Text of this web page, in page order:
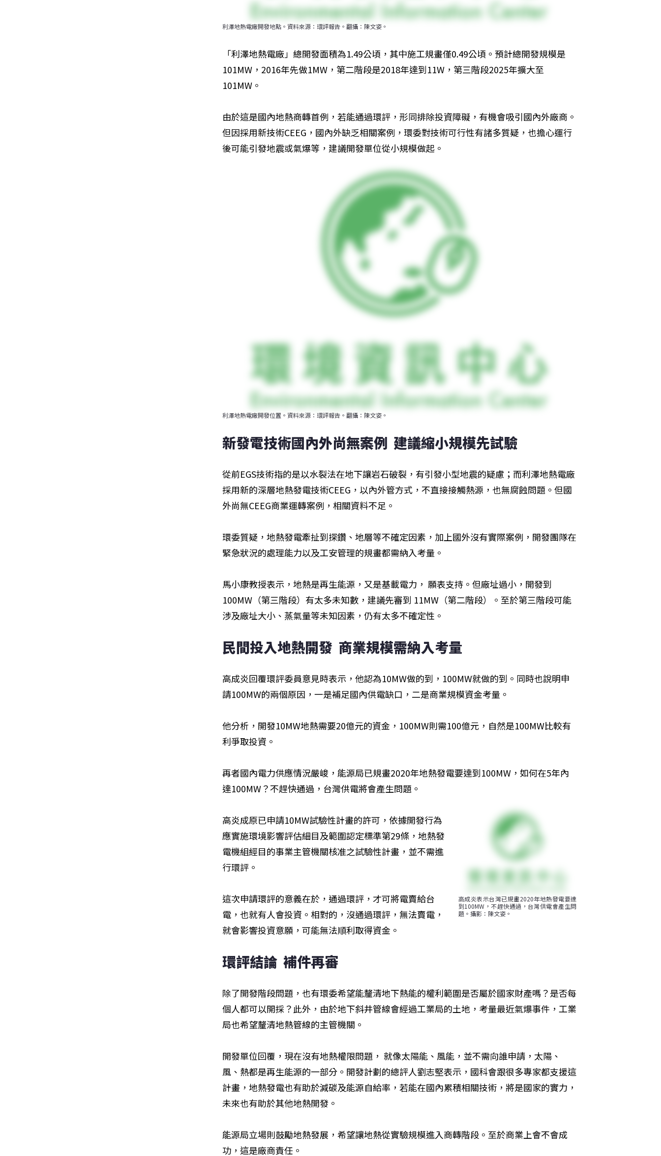
利澤地熱電廠開發地點。資料來源：環評報告。翻攝：陳文姿。
「利澤地熱電廠」總開發面積為1.49公頃，其中施工規畫僅0.49公頃。預計總開發規模是
101MW，2016年先做1MW，第二階段是2018年達到11W，第三階段2025年擴大至
101MW。
由於這是國內地熱商轉首例，若能通過環評，形同排除投資障礙，有機會吸引國內外廠商。
但因採用新技術CEEG，國內外缺乏相關案例，環委對技術可行性有諸多質疑，也擔心運行
後可能引發地震或氣爆等，建議開發單位從小規模做起。
利澤地熱電廠開發位置。資料來源：環評報告。翻攝：陳文姿。
新發電技術國內外尚無案例  建議縮小規模先試驗
從前EGS技術指的是以水裂法在地下讓岩石破裂，有引發小型地震的疑慮；而利澤地熱電廠
採用新的深層地熱發電技術CEEG，以內外管方式，不直接接觸熱源，也無腐蝕問題。但國
外尚無CEEG商業運轉案例，相關資料不足。
環委質疑，地熱發電牽扯到探鑽、地層等不確定因素，加上國外沒有實際案例，開發團隊在
緊急狀況的處理能力以及工安管理的規畫都需納入考量。
馬小康教授表示，地熱是再生能源，又是基載電力， 願表支持。但廠址過小，開發到
100MW（第三階段）有太多未知數，建議先審到 11MW（第二階段）。至於第三階段可能
涉及廠址大小、蒸氣量等未知因素，仍有太多不確定性。
民間投入地熱開發  商業規模需納入考量
高成炎回覆環評委員意見時表示，他認為10MW做的到，100MW就做的到。同時也說明申
請100MW的兩個原因，一是補足國內供電缺口，二是商業規模資金考量。
他分析，開發10MW地熱需要20億元的資金，100MW則需100億元，自然是100MW比較有
利爭取投資。
再者國內電力供應情況嚴峻，能源局已規畫2020年地熱發電要達到100MW，如何在5年內
達100MW？不趕快通過，台灣供電將會產生問題。
高成炎表示台灣已規畫2020年地熱發電要達
到100MW，不趕快通過，台灣供電會產生問
題。攝影：陳文姿。
高炎成原已申請10MW試驗性計畫的許可，依據開發行為
應實施環境影響評估細目及範圍認定標準第29條，地熱發
電機組經目的事業主管機關核准之試驗性計畫，並不需進
行環評。
這次申請環評的意義在於，通過環評，才可將電賣給台
電，也就有人會投資。相對的，沒通過環評，無法賣電，
就會影響投資意願，可能無法順利取得資金。
環評結論  補件再審
除了開發階段問題，也有環委希望能釐清地下熱能的權利範圍是否屬於國家財產嗎？是否每
個人都可以開採？此外，由於地下斜井管線會經過工業局的土地，考量最近氣爆事件，工業
局也希望釐清地熱管線的主管機關。
開發單位回覆，現在沒有地熱權限問題， 就像太陽能、風能，並不需向誰申請，太陽、
風、熱都是再生能源的一部分。開發計劃的總評人劉志堅表示，國科會跟很多專家都支援這
計畫，地熱發電也有助於減碳及能源自給率，若能在國內累積相關技術，將是國家的實力，
未來也有助於其他地熱開發。
能源局立場則鼓勵地熱發展，希望讓地熱從實驗規模進入商轉階段。至於商業上會不會成
功，這是廠商責任。